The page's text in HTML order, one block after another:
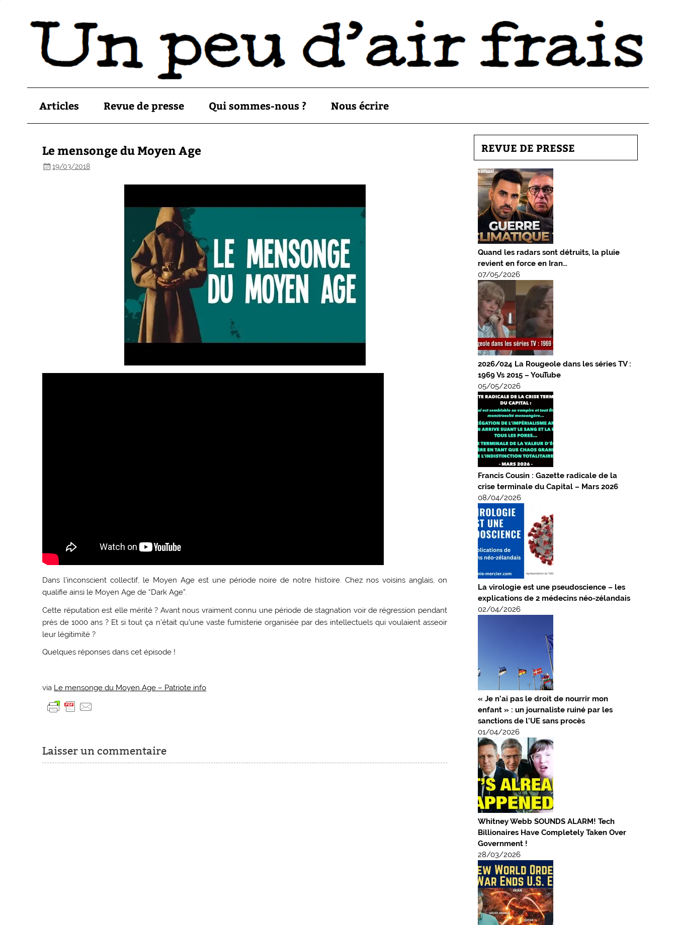
Articles Revue de presse Qui sommes-nous ? Nous écrire
Le mensonge du Moyen Age
19/03/2018
Dans l’inconscient collectif, le Moyen Age est une période noire de notre histoire. Chez nos voisins anglais, on
qualifie ainsi le Moyen Age de “Dark Age”.
Cette réputation est elle mérité ? Avant nous vraiment connu une période de stagnation voir de régression pendant
près de 1000 ans ? Et si tout ça n’était qu’une vaste fumisterie organisée par des intellectuels qui voulaient asseoir
leur légitimité ?
Quelques réponses dans cet épisode !
via Le mensonge du Moyen Age – Patriote info
Laisser un commentaire
REVUE DE PRESSE
Quand les radars sont détruits, la pluie
revient en force en Iran…
07/05/2026
2026/024 La Rougeole dans les séries TV :
1969 Vs 2015 – YouTube
05/05/2026
Francis Cousin : Gazette radicale de la
crise terminale du Capital – Mars 2026
08/04/2026
La virologie est une pseudoscience – les
explications de 2 médecins néo-zélandais
02/04/2026
« Je n’ai pas le droit de nourrir mon
enfant » : un journaliste ruiné par les
sanctions de l’UE sans procès
01/04/2026
Whitney Webb SOUNDS ALARM! Tech
Billionaires Have Completely Taken Over
Government !
28/03/2026